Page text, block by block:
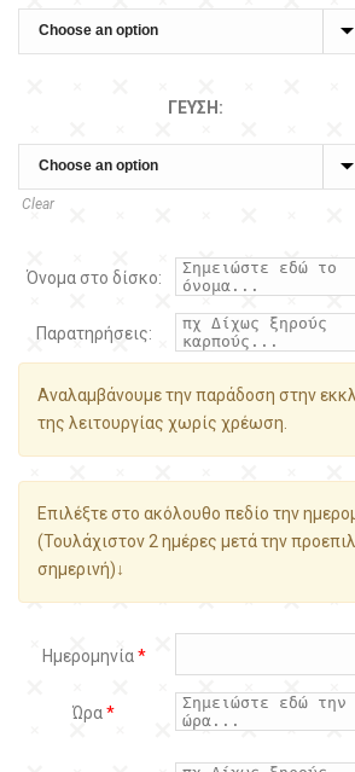
ΓΕΎΣΗ:
Clear
Όνομα στο δίσκο:
Παρατηρήσεις:
Αναλαμβάνουμε την παράδοση στην
της λειτουργίας χωρίς χρέωση.
Επιλέξτε στο ακόλουθο πεδίο την
(Τουλάχιστον 2 ημέρες μετά την
σημερινή)↓
Ημερομηνία*
Ώρα*